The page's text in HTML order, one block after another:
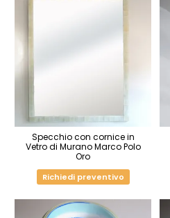
Specchio con cornice in
Vetro di Murano Marco Polo
Oro
Richiedi preventivo